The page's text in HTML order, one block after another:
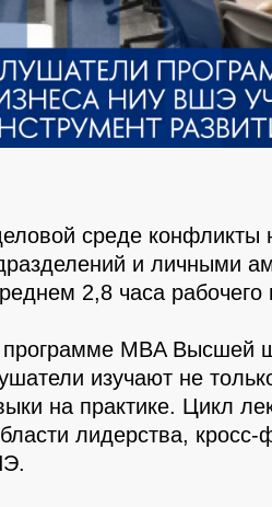
среде конфликты
и личными
2,8 часа
MBA Высшей
изучают не
на практике. Цикл
лидерства,